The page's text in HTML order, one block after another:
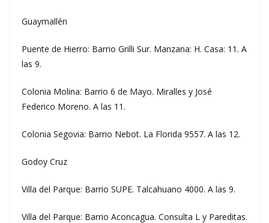
Guaymallén
Puente de Hierro: Barrio Grilli Sur. Manzana: H. Casa: 11. A
las 9.
Colonia Molina: Barrio 6 de Mayo. Miralles y José
Federico Moreno. A las 11.
Colonia Segovia: Barrio Nebot. La Florida 9557. A las 12.
Godoy Cruz
Villa del Parque: Barrio SUPE. Talcahuano 4000. A las 9.
Villa del Parque: Barrio Aconcagua. Consulta L y Pareditas.